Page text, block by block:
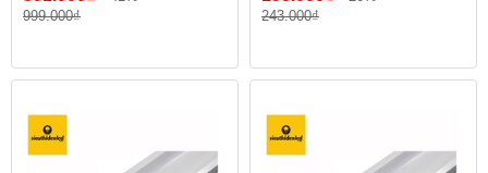
999.000₫
243.000₫